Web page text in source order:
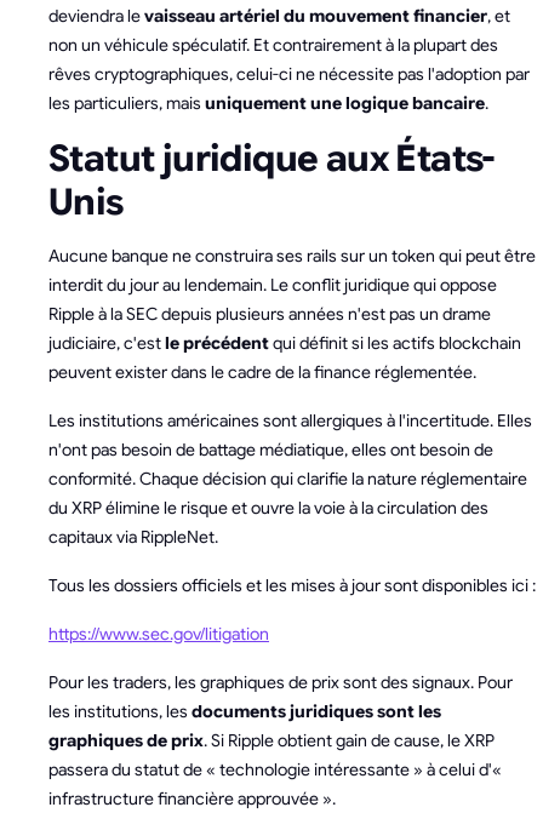
deviendra levaisseau artériel du mouvement financier, et
non un véhicule spéculatif. Et contrairement à la plupart des
rêves cryptographiques, celui-ci ne nécessite pas l'adoption par
les particuliers, mais uniquement une logique bancaire.
Statut juridique aux États-
Unis
Aucune banque ne construira ses rails sur un token qui peut être
interdit du jour au lendemain. Le conflit juridique qui oppose
Ripple à la SEC depuis plusieurs années n'est pas un drame
judiciaire, c'estle précédentqui définit si les actifs blockchain
peuvent exister dans le cadre de la finance réglementée.
Les institutions américaines sont allergiques à l'incertitude. Elles
n'ont pas besoin de battage médiatique, elles ont besoin de
conformité. Chaque décision qui clarifie la nature réglementaire
du XRP élimine le risque et ouvre la voie à la circulation des
capitaux via RippleNet.
Tous les dossiers officiels et les mises à jour sont disponibles ici :
https://www.sec.gov/litigation
Pour les traders, les graphiques de prix sont des signaux. Pour
les institutions, les documents juridiques sont les
graphiques de prix. Si Ripple obtient gain de cause, le XRP
passera du statut de « technologie intéressante » à celui d'«
infrastructure financière approuvée ».